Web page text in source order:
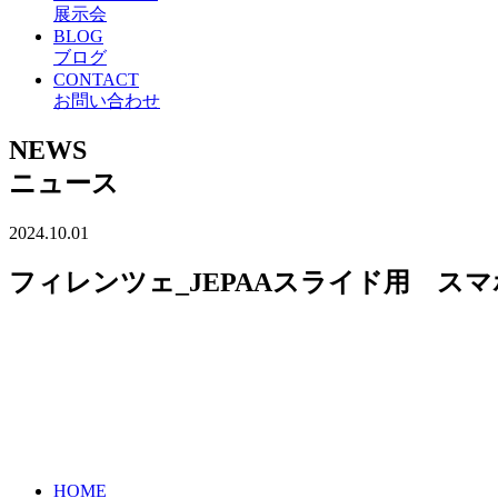
展示会
BLOG
ブログ
CONTACT
お問い合わせ
NEWS
ニュース
2024.10.01
フィレンツェ_JEPAAスライド用 スマ
HOME